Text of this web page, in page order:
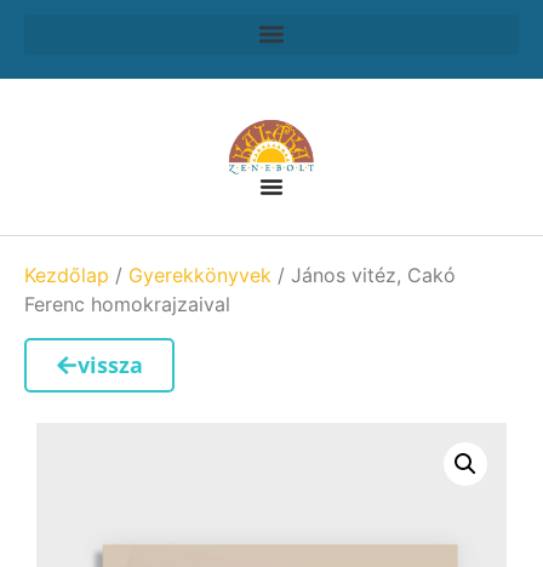
Kezdőlap / Gyerekkönyvek / János vitéz, Cakó
Ferenc homokrajzaival
vissza